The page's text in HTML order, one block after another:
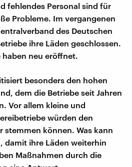
fehlendes Personal sind für
Probleme. Im vergangenen
des Deutschen
ihre Läden geschlossen.
neu eröffnet.
besonders den hohen
dem die Betriebe seit Jahren
Vor allem kleine und
würden den
stemmen können. Was kann
damit ihre Läden weiterhin
Maßnahmen durch die